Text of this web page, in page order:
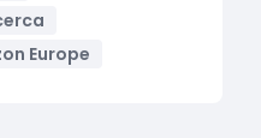
Europe